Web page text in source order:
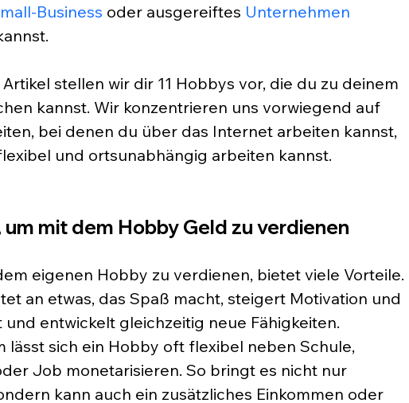
Business oder ausgereiftes Unternehmen
stellen wir dir 11 Hobbys vor, die du zu deinem
kannst. Wir konzentrieren uns vorwiegend auf
bei denen du über das Internet arbeiten kannst,
und ortsunabhängig arbeiten kannst.
um mit dem Hobby Geld zu verdienen
eigenen Hobby zu verdienen, bietet viele Vorteile.
an etwas, das Spaß macht, steigert Motivation und
und entwickelt gleichzeitig neue Fähigkeiten.
lässt sich ein Hobby oft flexibel neben Schule,
Job monetarisieren. So bringt es nicht nur
kann auch ein zusätzliches Einkommen oder